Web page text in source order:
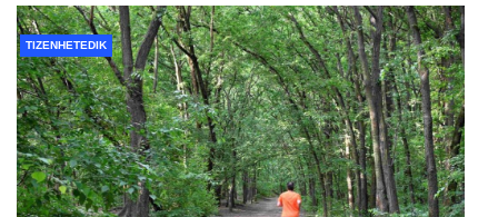
TIZENHETEDIK